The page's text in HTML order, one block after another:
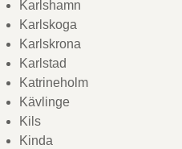
Karlshamn
Karlskoga
Karlskrona
Karlstad
Katrineholm
Kävlinge
Kils
Kinda